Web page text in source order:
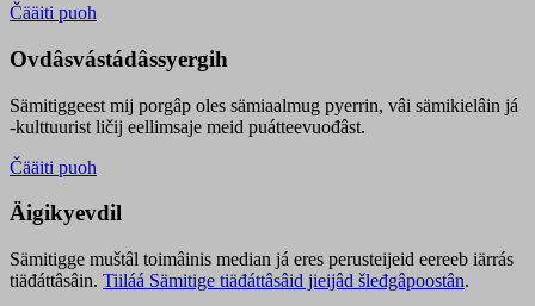
Čääiti puoh
Ovdâsvástádâssyergih
Sämitiggeest mij porgâp oles sämiaalmug pyerrin, vâi sämikielâin já
-kulttuurist ličij eellimsaje meid puátteevuođâst.
Čääiti puoh
Äigikyevdil
Sämitigge muštâl toimâinis median já eres perusteijeid eereeb iärrás
tiäđáttâsâin. Tiiláá Sämitige tiäđáttâsâid jieijâd šleđgâpoostân.